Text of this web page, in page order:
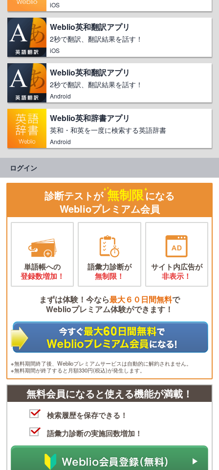
iOS
Weblio英和翻訳アプリ
2秒で翻訳、翻訳結果を話す！
iOS
Weblio英和翻訳アプリ
2秒で翻訳、翻訳結果を話す！
Android
Weblio英和辞書アプリ
英和・和英を一度に検索する英語辞書
Android
ログイン
診断テストが 無制限になる
Weblioプレミアム会員
単語帳への
登録数増加！
語彙力診断が
無制限！
サイト内広告が
非表示！
まずは体験！今なら最大６０日間無料で
Weblioプレミアム体験ができます！
※無料期間終了後、Weblioプレミアムサービスは自動的に解約されません。
※無料期間が終了すると月額330円(税込)が発生します。
無料会員になると使える機能が満載！
検索履歴を保存できる！
語彙力診断の実施回数増加！